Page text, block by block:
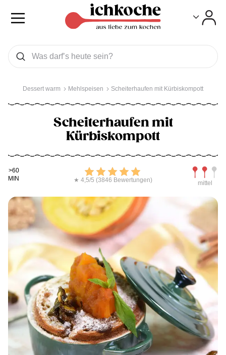
Was wollen Sie suchen
Suchen
Dessert warm Mehlspeisen Scheiterhaufen mit Kürbiskompott
Scheiterhaufen mit
Kürbiskompott
Kochdauer
>60
MIN
Bewerten
★ 4,5/5 (3846 Bewertungen) mittel